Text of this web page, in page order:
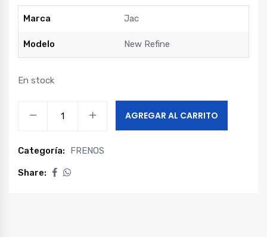
Marca Jac
Modelo New Refine
En stock
IZQUIERDO
PARA
AGREGAR AL CARRITO
Categoría: FRENOS
Share: